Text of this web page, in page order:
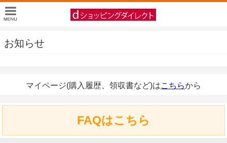
お知らせ
マイページ(購入履歴、領収書など)はこちらから
FAQはこちら